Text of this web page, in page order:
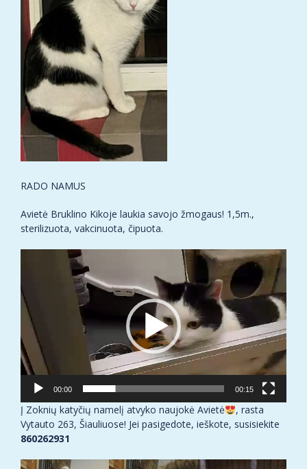
RADO NAMUS
Avietė Bruklino Kikoje laukia savojo žmogaus! 1,5m.,
sterilizuota, vakcinuota, čipuota.
00:00 00:15
Į Zoknių katyčių namelį atvyko naujokė Avietė
, rasta
Vytauto 263, Šiauliuose! Jei pasigedote, ieškote, susisiekite
860262931